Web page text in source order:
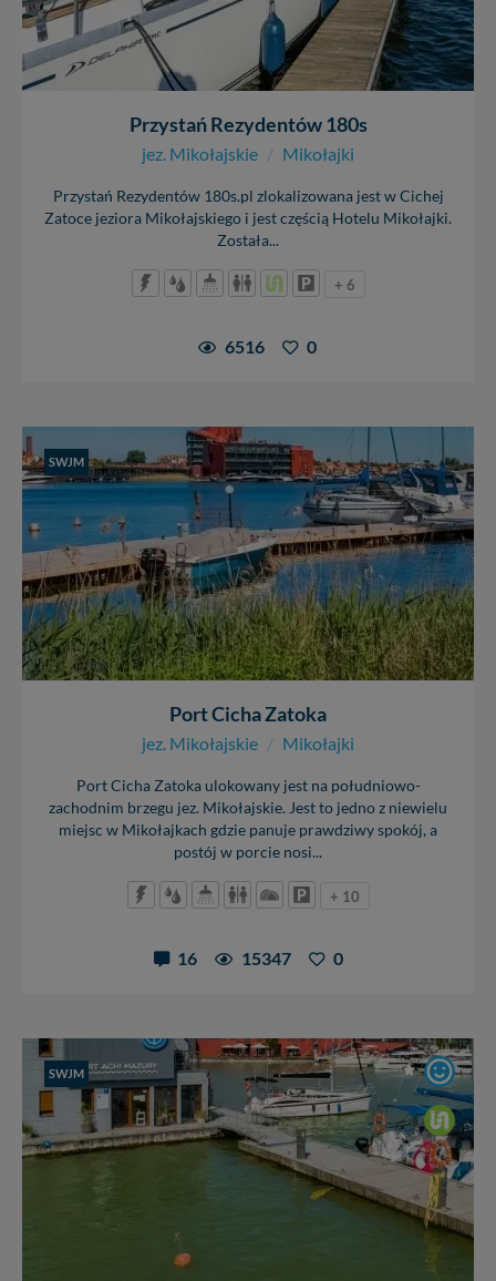
Przystań Rezydentów 180s
jez. Mikołajskie / Mikołajki
Przystań Rezydentów 180s.pl zlokalizowana jest w Cichej
Zatoce jeziora Mikołajskiego i jest częścią Hotelu Mikołajki.
Została...
+ 6
6516 0
SWJM
Port Cicha Zatoka
jez. Mikołajskie / Mikołajki
Port Cicha Zatoka ulokowany jest na południowo-
zachodnim brzegu jez. Mikołajskie. Jest to jedno z niewielu
miejsc w Mikołajkach gdzie panuje prawdziwy spokój, a
postój w porcie nosi...
+ 10
16 15347 0
SWJM